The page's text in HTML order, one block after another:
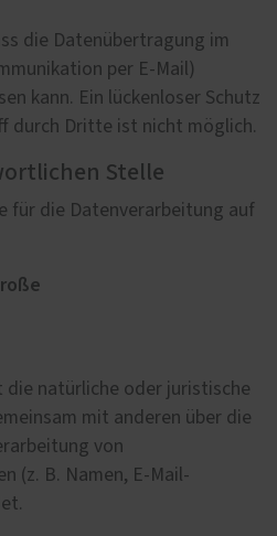
die Datenübertragung im
per E-Mail)
kann. Ein lückenloser Schutz
durch Dritte ist nicht möglich.
Stelle
für die Datenverarbeitung auf
natürliche oder juristische
mit anderen über die
von
(z. B. Namen, E-Mail-